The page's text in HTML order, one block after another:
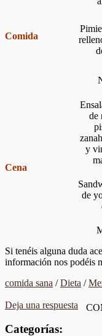
Comida
Cena
de
y
de
Si tenéis alguna duda
información nos podéis
comida sana /Dieta /
Deja una respuesta
Categorías: